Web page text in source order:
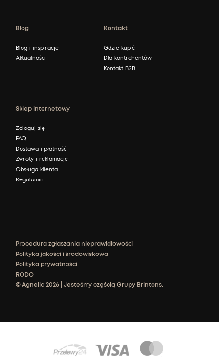
Blog
Blog i inspiracje
Aktualności
Kontakt
Gdzie kupić
Dla kontrahentów
Kontakt B2B
Sklep internetowy
Zaloguj się
FAQ
Dostawa i płatność
Zwroty i reklamacje
Obsługa klienta
Regulamin
Procedura zgłaszania nieprawidłowości
Polityka jakości i środowiskowa
Polityka prywatności
RODO
© Agnella 2026 | Jesteśmy częścią Grupy Brintons.